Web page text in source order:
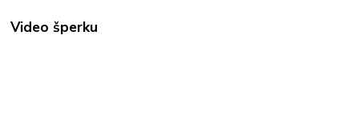
Video šperku